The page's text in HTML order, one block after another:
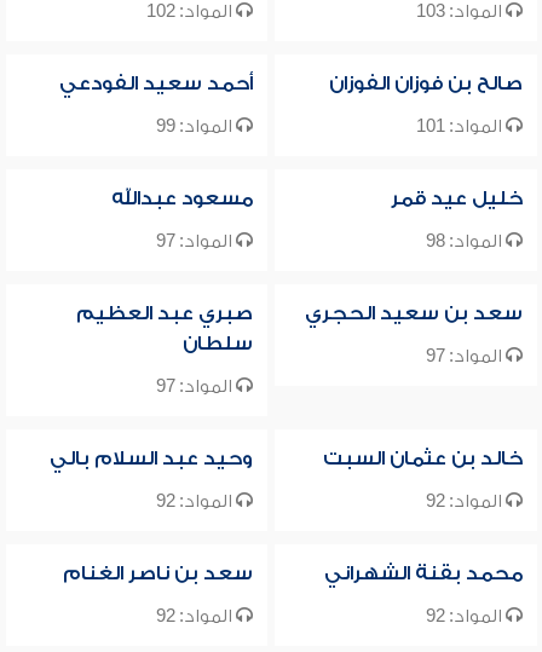
المواد: 103 المواد: 102
صالح بن فوزان الفوزان
المواد: 101
أحمد سعيد الفودعي
المواد: 99
خليل عيد قمر
المواد: 98
مسعود عبدالله
المواد: 97
سعد بن سعيد الحجري
المواد: 97
صبري عبد العظيم
سلطان
المواد: 97
خالد بن عثمان السبت
المواد: 92
وحيد عبد السلام بالي
المواد: 92
محمد بقنة الشهراني
المواد: 92
سعد بن ناصر الغنام
المواد: 92